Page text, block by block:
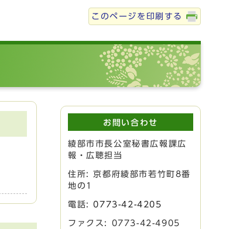
このページを印刷する
お問い合わせ
綾部市市長公室秘書広報課広
報・広聴担当
住所: 京都府綾部市若竹町8番
地の1
電話:0773-42-4205
ファクス: 0773-42-4905